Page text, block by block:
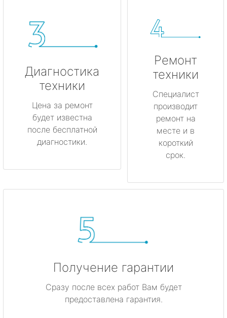
Диагностика
техники
Цена за ремонт
будет известна
после бесплатной
диагностики.
Ремонт
техники
Специалист
производит
ремонт на
месте и в
короткий
срок.
Получение гарантии
Сразу после всех работ Вам будет
предоставлена гарантия.